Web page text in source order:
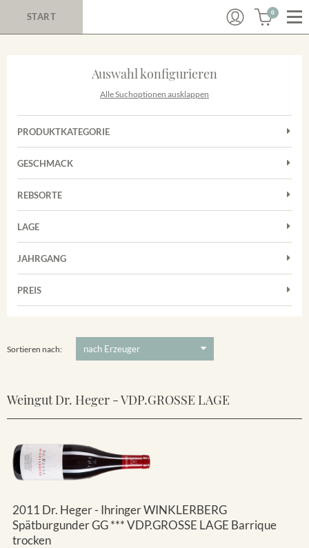
START 0
Auswahl konfigurieren
Alle Suchoptionen ausklappen
PRODUKTKATEGORIE
Cuvées
Rosé
Weißwein
GESCHMACK
Trocken
REBSORTE
Chardonnay
Grauburgunder
Riesling
LAGE
Achkarrer Schlossberg
Vorderer Winklerberg
Winklerberg Hinter Winklen
JAHRGANG
PREIS
Sortieren nach:
Weingut Dr. Heger - VDP.GROSSE LAGE
2011 Dr. Heger - Ihringer WINKLERBERG
Spätburgunder GG *** VDP.GROSSE LAGE Barrique
trocken